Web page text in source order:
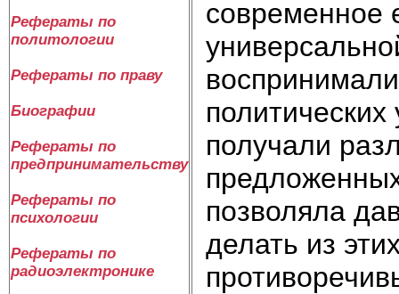
Рефераты по
политологии
Рефераты по праву
Биографии
Рефераты по
предпринимательству
Рефераты по
психологии
Рефераты по
радиоэлектронике
современное
получали
позволяла
делать из